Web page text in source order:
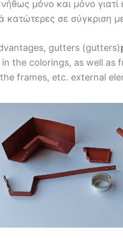
μόνο και μόνο
κατώτερες σε σύγκριση
gutters (gutters)
the colorings, as well as
frames, etc. external